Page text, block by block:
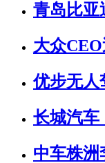
青岛比亚
大众
优步无人
长城汽车
中车株洲